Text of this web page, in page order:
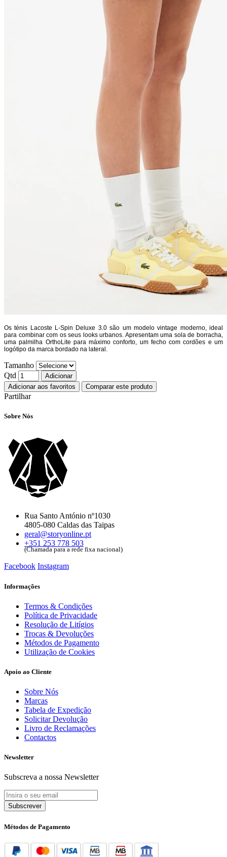
Os ténis Lacoste L-Spin Deluxe 3.0 são um modelo vintage moderno, ideal
para combinar com os seus looks urbanos. Apresentam uma sola de borracha,
uma palmilha OrthoLite para máximo conforto, um fecho com cordões e um
logótipo da marca bordado na lateral.
Tamanho
Qtd
Adicionar
Adicionar aos favoritos
Comparar este produto
Partilhar
Sobre Nós
Rua Santo António nº1030
4805-080 Caldas das Taipas
geral@storyonline.pt
+351 253 778 503
(Chamada para a rede fixa nacional)
Facebook Instagram
Informações
Termos & Condições
Política de Privacidade
Resolução de Litígios
Trocas & Devoluções
Métodos de Pagamento
Utilização de Cookies
Apoio ao Cliente
Sobre Nós
Marcas
Tabela de Expedição
Solicitar Devolução
Livro de Reclamações
Contactos
Newsletter
Subscreva a nossa Newsletter
Subscrever
Métodos de Pagamento